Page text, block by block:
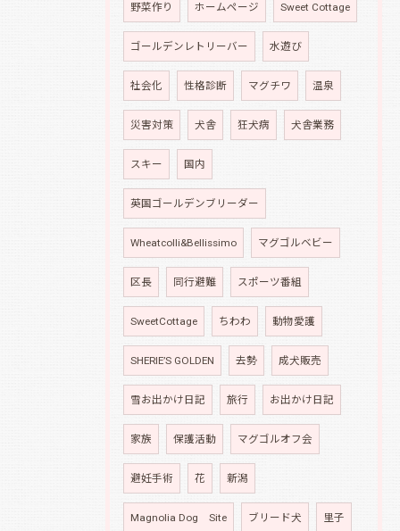
野菜作り ホームページ Sweet Cottage
ゴールデンレトリーバー 水遊び
社会化 性格診断 マグチワ 温泉
災害対策 犬舎 狂犬病 犬舎業務
スキー 国内
英国ゴールデンブリーダー
Wheatcolli&Bellissimo マグゴルベビー
区長 同行避難 スポーツ番組
SweetCottage ちわわ 動物愛護
SHERIE’S GOLDEN 去勢 成犬販売
雪お出かけ日記 旅行 お出かけ日記
家族 保護活動 マグゴルオフ会
避妊手術 花 新潟
Magnolia Dog Site ブリード犬 里子